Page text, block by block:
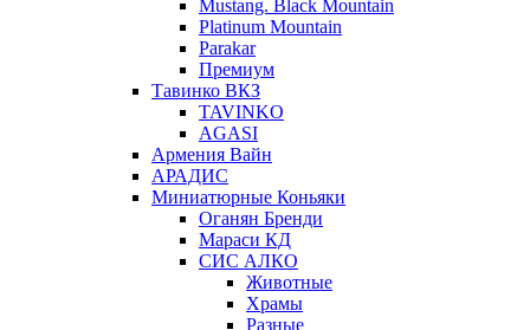
Mustang. Black Mountain
Platinum Mountain
Parakar
Премиум
Тавинко ВКЗ
TAVINKO
AGASI
Армения Вайн
АРАДИС
Миниатюрные Коньяки
Оганян Бренди
Мараси КД
СИС АЛКО
Животные
Храмы
Разные